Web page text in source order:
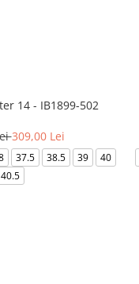
14 - IB1899-502
309,00 Lei
37.5 38.5 39
40
40.5